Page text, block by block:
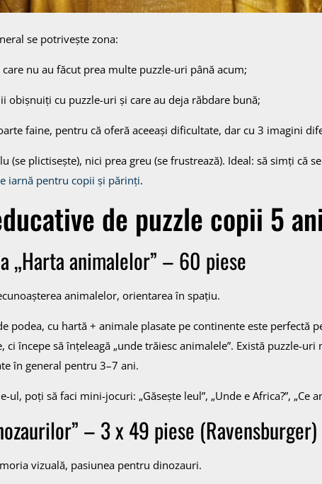
se potrivește zona:
nu au făcut prea multe puzzle-uri până acum;
obișnuiți cu puzzle-uri și care au deja răbdare bună;
faine, pentru că oferă aceeași dificultate, dar cu 3 imagini
(se plictisește), nici prea greu (se frustrează). Ideal: să simți că
iarnă pentru copii și părinți.
de puzzle copii 5
„Harta animalelor” – 60 piese
animalelor, orientarea în spațiu.
podea, cu hartă + animale plasate pe continente este perfectă
începe să înțeleagă „unde trăiesc animalele”. Există puzzle-
în general pentru 3–7 ani.
poți să faci mini-jocuri: „Găsește leul”, „Unde e Africa?”, „Ce
– 3 x 49 piese (Ravensburger)
vizuală, pasiunea pentru dinozauri.